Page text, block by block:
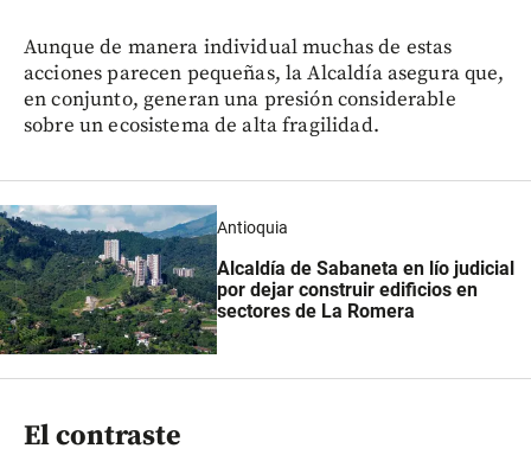
Aunque de manera individual muchas de estas
acciones parecen pequeñas, la Alcaldía asegura que,
en conjunto, generan una presión considerable
sobre un ecosistema de alta fragilidad.
Antioquia
Alcaldía de Sabaneta en lío judicial
por dejar construir edificios en
sectores de La Romera
El contraste